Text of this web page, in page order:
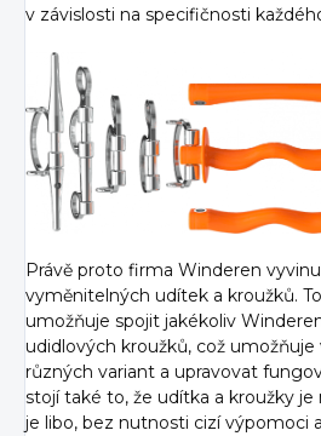
v závislosti na specifičnosti
Právě proto firma Winderen
vyměnitelných udítek a kroužků.
umožňuje spojit jakékoliv
udidlových kroužků, což
různých variant a upravovat
stojí také to, že udítka a kroužky
je libo, bez nutnosti cizí výpomoci